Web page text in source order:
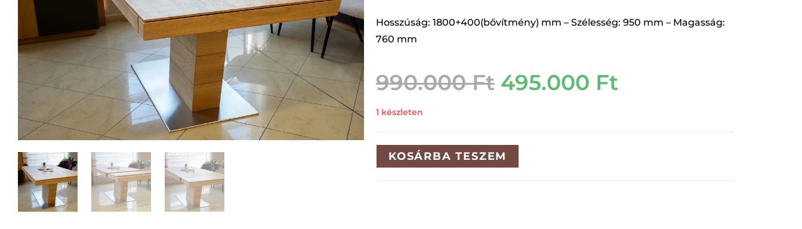
Hosszúság: 1800+400(bővítmény) mm – Szélesség: 950 mm – Magasság:
760 mm
990.000Ft 495.000 Ft
1 készleten
KOSÁRBA TESZEM